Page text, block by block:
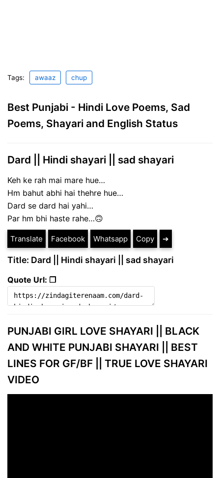
Tags: awaaz chup
Best Punjabi - Hindi Love Poems, Sad
Poems, Shayari and English Status
Dard || Hindi shayari || sad shayari
Keh ke rah mai mare hue…
Hm bahut abhi hai thehre hue…
Dard se dard hai yahi…
Par hm bhi haste rahe…🙃
Translate Facebook Whatsapp Copy ➔
Title: Dard || Hindi shayari || sad shayari
Quote Url: ❐
PUNJABI GIRL LOVE SHAYARI || BLACK
AND WHITE PUNJABI SHAYARI || BEST
LINES FOR GF/BF || TRUE LOVE SHAYARI
VIDEO